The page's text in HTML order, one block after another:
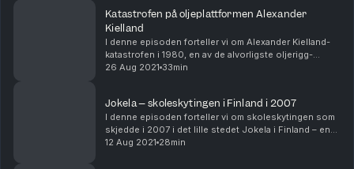
Katastrofen på oljeplattformen Alexander
Kielland
I denne episoden forteller vi om Alexander Kielland-
katastrofen i 1980, en av de alvorligste oljerigg-
ulykkene gjennom tidene. Programledere i denne
26 Aug 2021 33min
Jokela – skoleskytingen i Finland i 2007
I denne episoden forteller vi om skoleskytingen som
skjedde i 2007 i det lille stedet Jokela i Finland – en
hendelse som startet en debatt om våpenlagrene i
12 Aug 2021 28min